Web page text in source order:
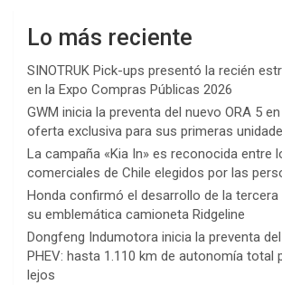
Lo más reciente
SINOTRUK Pick-ups presentó la recién
en la Expo Compras Públicas 2026
GWM inicia la preventa del nuevo ORA 5
oferta exclusiva para sus primeras
La campaña «Kia In» es reconocida entre
comerciales de Chile elegidos por las
Honda confirmó el desarrollo de la tercera
su emblemática camioneta Ridgeline
Dongfeng Indumotora inicia la preventa
PHEV: hasta 1.110 km de autonomía total
lejos